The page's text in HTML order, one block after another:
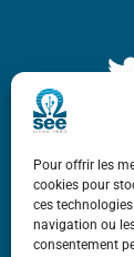
Pour offrir les
cookies pour
ces
navigation ou
consentement